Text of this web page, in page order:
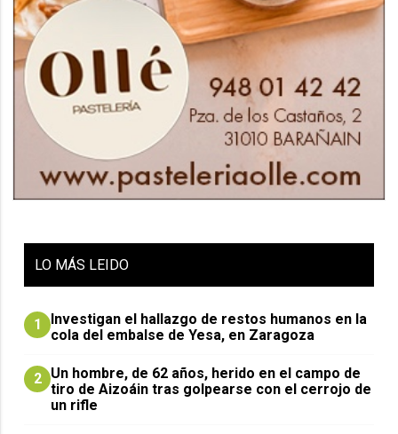
LO MÁS LEIDO
1
Investigan el hallazgo de restos humanos en la
cola del embalse de Yesa, en Zaragoza
2 Un hombre, de 62 años, herido en el campo de
tiro de Aizoáin tras golpearse con el cerrojo de
un rifle